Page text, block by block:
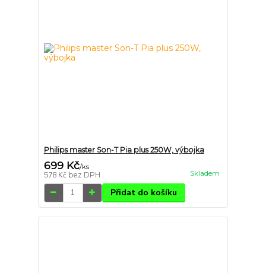
Philips master Son-T Pia plus 250W, výbojka
699 Kč/ks
578 Kč bez DPH Skladem
Přidat do košíku